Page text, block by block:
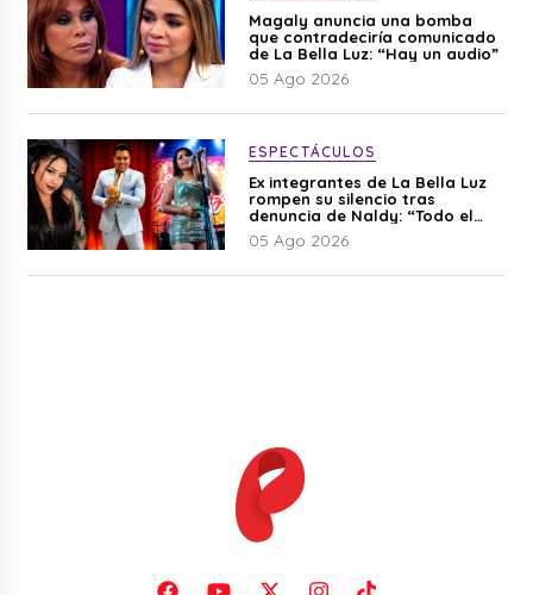
Magaly anuncia una bomba
que contradeciría comunicado
de La Bella Luz: “Hay un audio”
05 Ago 2026
ESPECTÁCULOS
Ex integrantes de La Bella Luz
rompen su silencio tras
denuncia de Naldy: “Todo el
mundo lo sabía”
05 Ago 2026